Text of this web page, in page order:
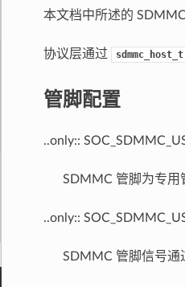
本文档中所述的
协议层通过 sdmmc_host_t
管脚配置
..only::
SDMMC 管脚为专用
..only::
SDMMC 管脚信号通